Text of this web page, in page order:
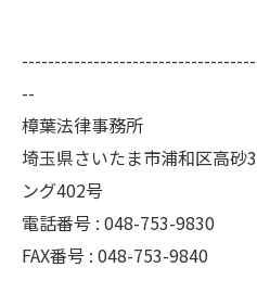
--
樟葉法律事務所
埼玉県さいたま市浦和区高砂
ング402号
電話番号 : 048-753-9830
FAX番号 : 048-753-9840